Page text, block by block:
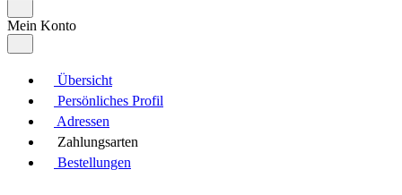
Mein Konto
Übersicht
Persönliches Profil
Adressen
Zahlungsarten
Bestellungen